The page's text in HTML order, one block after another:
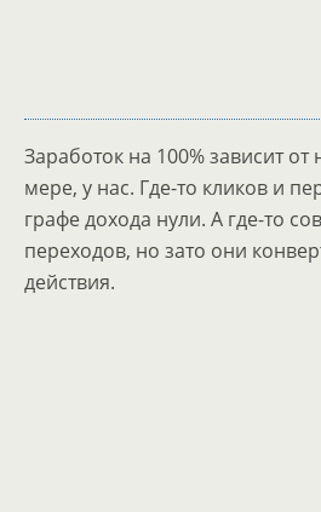
Заработок на 100% зависит
мере, у нас. Где-то кликов и
графе дохода нули. А где-то
переходов, но зато они
действия.